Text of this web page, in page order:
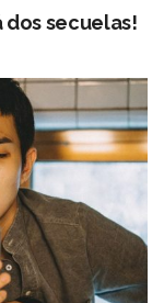
dos secuelas!